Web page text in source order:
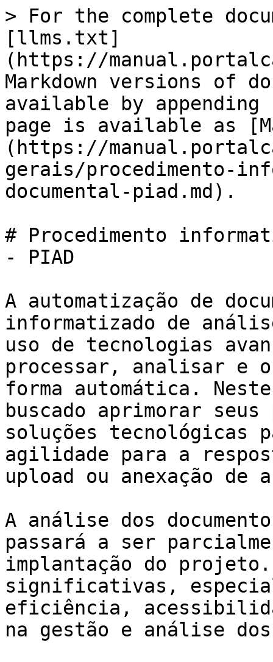
> For the complete
[llms.txt]
(https://
Markdown versions of
available by
page is available as
(https://
gerais/procedimento-
documental-piad.md).
# Procedimento
- PIAD
A automatização de
informatizado de
uso de tecnologias
processar, analisar e
forma automática.
buscado aprimorar
soluções tecnológicas
agilidade para a
upload ou anexação de
A análise dos
passará a ser
implantação do
significativas,
eficiência,
na gestão e análise dos